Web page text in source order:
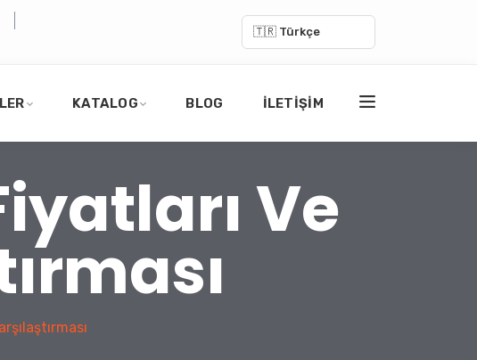
🇹🇷 Türkçe
KATALOG BLOG İLETIŞIM
Ve